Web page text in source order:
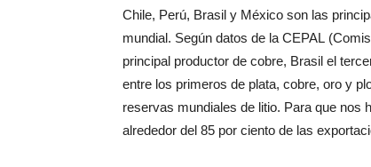
Chile, Perú, Brasil y México son las
mundial. Según datos de la CEPAL
principal productor de cobre, Brasil el
entre los primeros de plata, cobre, oro y
reservas mundiales de litio. Para que nos
alrededor del 85 por ciento de las